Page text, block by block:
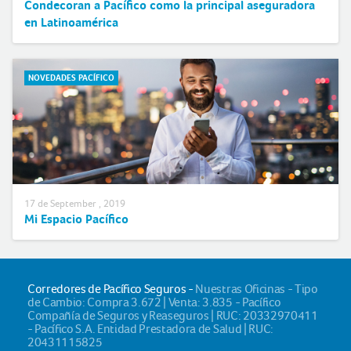
Condecoran a Pacífico como la principal aseguradora
en Latinoamérica
NOVEDADES PACÍFICO
17 de September , 2019
Mi Espacio Pacífico
Corredores de Pacífico Seguros - Nuestras Oficinas - Tipo
de Cambio: Compra 3.672 | Venta: 3.835 - Pacífico
Compañía de Seguros y Reaseguros | RUC: 20332970411
- Pacífico S.A. Entidad Prestadora de Salud | RUC:
20431115825